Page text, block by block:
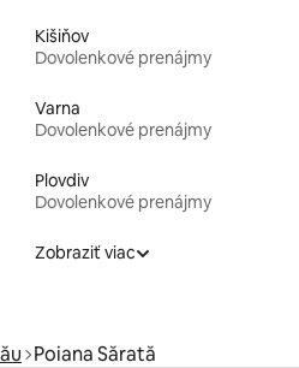
Kišiňov
Dovolenkové prenájmy
Varna
Dovolenkové prenájmy
Plovdiv
Dovolenkové prenájmy
Zobraziť viac
Poiana Sărată